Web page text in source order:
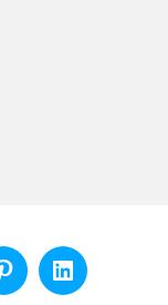
PinterestLinkedin